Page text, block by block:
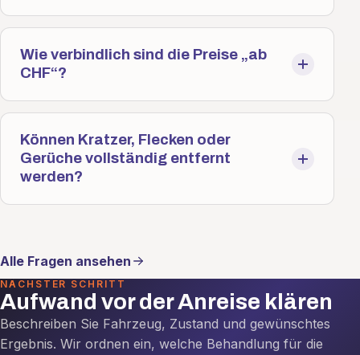
Wie verbindlich sind die Preise „ab
CHF“?
Können Kratzer, Flecken oder
Gerüche vollständig entfernt
werden?
Alle Fragen ansehen
NÄCHSTER SCHRITT
Aufwand vor der Anreise klären
Beschreiben Sie Fahrzeug, Zustand und gewünschtes
Ergebnis. Wir ordnen ein, welche Behandlung für die